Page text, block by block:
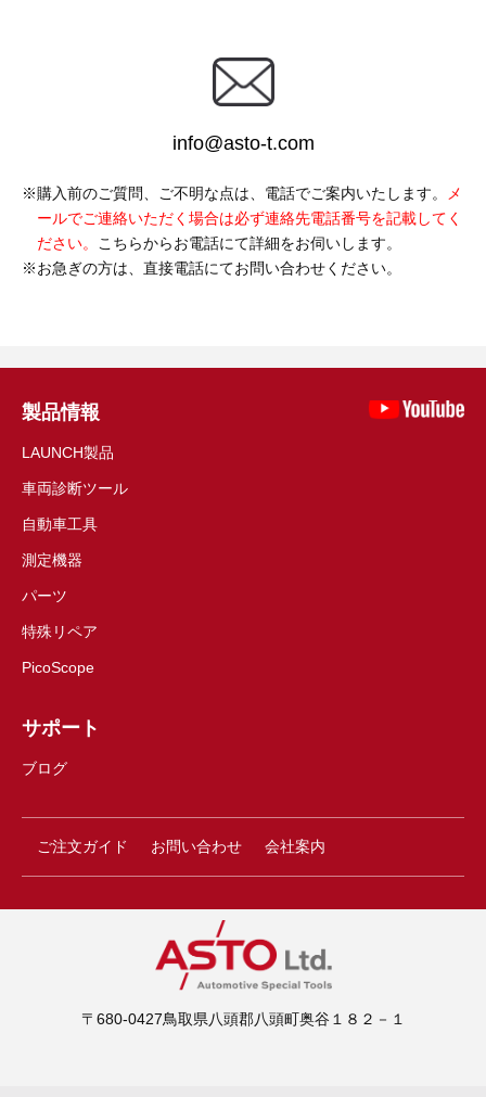
info@asto-t.com
購入前のご質問、ご不明な点は、電話でご案内いたします。
メ
ールでご連絡いただく場合は必ず連絡先電話番号を記載してく
ださい。
こちらからお電話にて詳細をお伺いします。
お急ぎの方は、直接電話にてお問い合わせください。
製品情報
LAUNCH製品
車両診断ツール
自動車工具
測定機器
パーツ
特殊リペア
PicoScope
サポート
ブログ
ご注文ガイド お問い合わせ 会社案内
〒680-0427鳥取県八頭郡八頭町奥谷１８２－１